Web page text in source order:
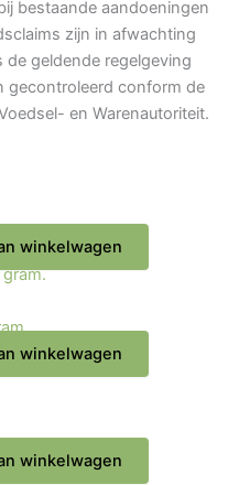
bestaande aandoeningen
zijn in afwachting
geldende regelgeving
gecontroleerd conform de
en Warenautoriteit.
winkelwagen
winkelwagen
winkelwagen